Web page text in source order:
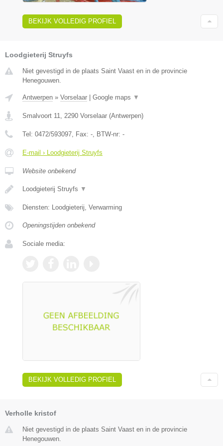
BEKIJK VOLLEDIG PROFIEL
Loodgieterij Struyfs
Niet gevestigd in de plaats Saint Vaast en in de provincie
Henegouwen.
Antwerpen » Vorselaar Google maps ▼
Smalvoort 11, 2290 Vorselaar (Antwerpen)
Tel: 0472/593097, Fax: -, BTW-nr: -
E-mail › Loodgieterij Struyfs
Website onbekend
Loodgieterij Struyfs ▼
Diensten: Loodgieterij, Verwarming
Openingstijden onbekend
Sociale media:
BEKIJK VOLLEDIG PROFIEL
Verholle kristof
Niet gevestigd in de plaats Saint Vaast en in de provincie
Henegouwen.